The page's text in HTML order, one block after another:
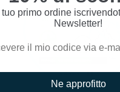
primo ordine
Newsletter!
Ne approfitto